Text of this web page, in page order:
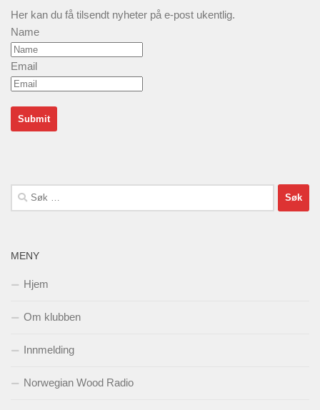
Her kan du få tilsendt nyheter på e-post ukentlig.
Name
Email
Søk
etter:
MENY
Hjem
Om klubben
Innmelding
Norwegian Wood Radio